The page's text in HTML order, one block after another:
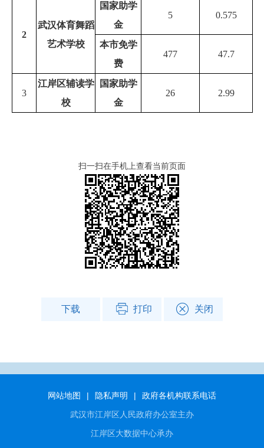
2
武汉体育舞蹈
艺术学校
国家助学
金
5 0.575
本市免学
费
477 47.7
3
江岸区辅读学
校
国家助学
金
26 2.99
扫一扫在手机上查看当前页面
下载 打印 关闭
网站地图 | 隐私声明 |
政府各机构联系电话
武汉市江岸区人民政府办公室主办
江岸区大数据中心承办